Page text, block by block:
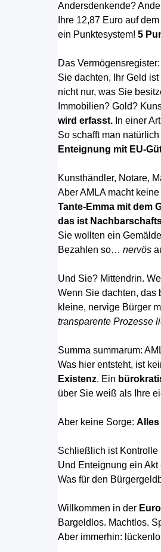
Andersdenkende?
Ihre 12,87 Euro auf
ein Punktesystem! 5
Das
Sie dachten, Ihr Geld
nicht nur, was Sie
Immobilien? Gold?
wird erfasst. In einer Art
So schafft man
Enteignung mit EU-
Kunsthändler, Notare,
Aber AMLA macht
Tante-Emma mit dem
das ist
Sie wollten ein
Bezahlen so… nervös
Und Sie? Mittendrin.
Wenn Sie dachten, das
kleine, nervige Bürger
transparente Prozesse
Summa summarum:
Was hier entsteht, ist
Existenz. Ein
über Sie weiß als Ihre
Aber keine Sorge: Alles
Schließlich ist Kontrolle
Und Enteignung ein Akt
Was für den
Willkommen in der
Bargeldlos. Machtlos.
Aber immerhin: